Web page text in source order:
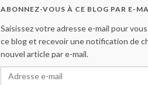
ABONNEZ-VOUS À CE BLOG PAR E-
Saisissez votre adresse e-mail pour
ce blog et recevoir une notification de
nouvel article par e-mail.
Adresse e-mail